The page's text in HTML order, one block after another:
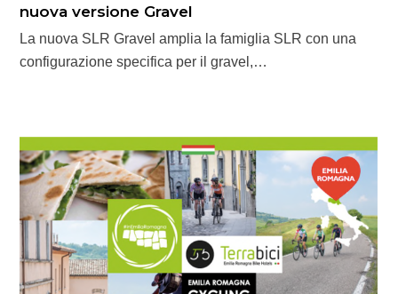
nuova versione Gravel
La nuova SLR Gravel amplia la famiglia SLR con una
configurazione specifica per il gravel,…